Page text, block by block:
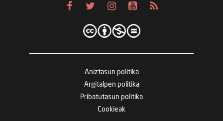
Aniztasun politika
Argitalpen politika
Pribatutasun politika
Cookieak